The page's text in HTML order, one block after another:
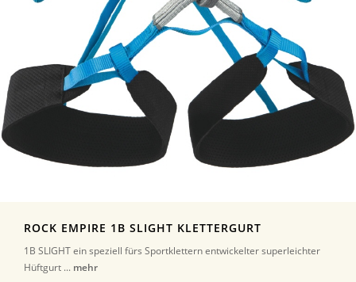
ROCK EMPIRE 1B SLIGHT KLETTERGURT
1B SLIGHT ein speziell fürs Sportklettern entwickelter superleichter
Hüftgurt ... mehr